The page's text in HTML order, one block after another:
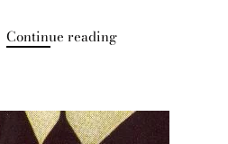
Continue reading